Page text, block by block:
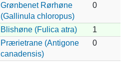
Grønbenet Rørhøne
(Gallinula chloropus)
0
Blishøne (Fulica atra)
1
Prærietrane (Antigone
canadensis)
0